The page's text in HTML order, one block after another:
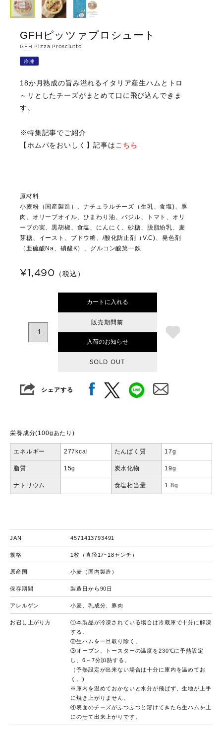
GFHピッツァプロシュート
GFH Pizza Prosciutto
冷凍
18か月熟成の旨み溢れるイタリア産生ハムとトロ
～リとしたチーズがまとめて口に飛び込んできま
す。
※特集記事でご紹介
【ホムパをおいしく】記事は こちら
原材料
小麦粉（国産製造）、ナチュラルチーズ（生乳、食塩)、豚
肉、オリーブオイル、ひまわり油、バジル、トマト、オリ
ーブの実、黒胡椒、食塩、にんにく、砂糖、脱脂紛乳、麦
芽糖、イースト、ブドウ糖、/酸化防止剤（V.C)、発色剤
（亜硫酸Na、硝酸K）、グルコン酸第一鉄
¥1,490 （税込）
カートに入れる
販売期間前
入荷のお知らせ
SOLD OUT
シェアする
栄養成分(100gあたり)
エネルギー 277kcal たんぱく質 17g
脂質 15g 炭水化物 19g
ナトリウム 食塩相当量 1.8g
JAN 4571413793491
規格 1枚（直径17~18センチ）
原産国 小麦（国内製造）
保存期間 製造日から90日
アレルゲン 小麦、乳成分、豚肉
お召し上がり方
①本製品が冷凍されている場合は冷蔵庫で十分に解凍
する。
②生ハムを一旦取り除く。
③オーブン、トースターの温度を230℃に予熱設定
し、6～7分加熱する。
（予熱設定が出来ない場合は十分に庫内を温めてお
く。)
※庫内を温めておかないと水分が飛ばず、生地が上手
に焼き上がりません。
④表面のチーズがふつふつと溶けてきたら生ハムを上
にのせて出来上がりです。